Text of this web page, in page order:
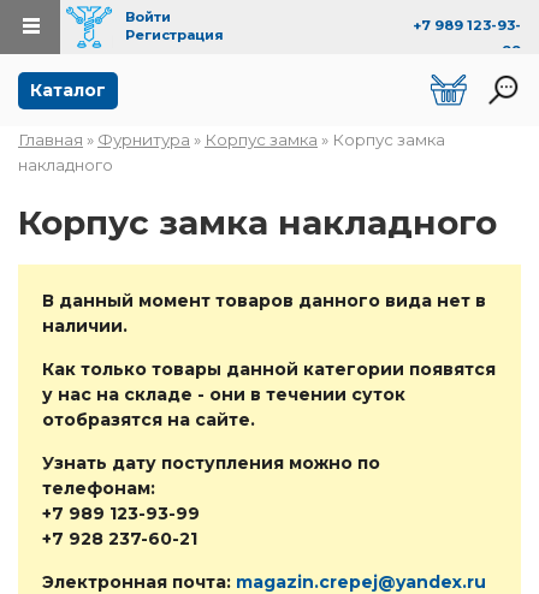
Перейти к основному содержанию
+7 989 123-93-
99
Войти
Регистрация
Каталог
Вы здесь
Главная » Фурнитура » Корпус замка » Корпус замка
накладного
Корпус замка накладного
В данный момент товаров данного вида нет в
наличии.
Как только товары данной категории появятся
у нас на складе - они в течении суток
отобразятся на сайте.
Узнать дату поступления можно по
телефонам:
+7 989 123-93-99
+7 928 237-60-21
Электронная почта: magazin.crepej@yandex.ru